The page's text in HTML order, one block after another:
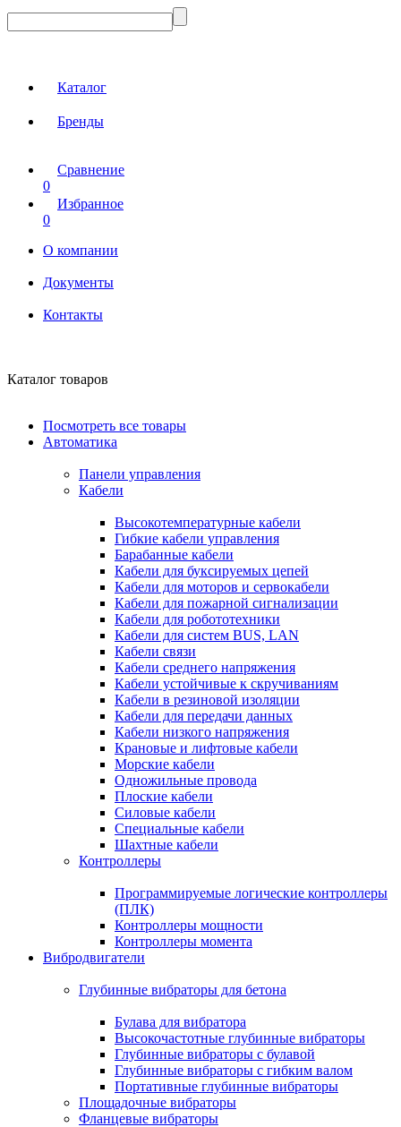
Каталог
Бренды
Сравнение
0
Избранное
0
О компании
Документы
Контакты
Каталог товаров
Посмотреть все товары
Автоматика
Панели управления
Кабели
Высокотемпературные кабели
Гибкие кабели управления
Барабанные кабели
Кабели для буксируемых цепей
Кабели для моторов и сервокабели
Кабели для пожарной сигнализации
Кабели для робототехники
Кабели для систем BUS, LAN
Кабели связи
Кабели среднего напряжения
Кабели устойчивые к скручиваниям
Кабели в резиновой изоляции
Кабели для передачи данных
Кабели низкого напряжения
Крановые и лифтовые кабели
Морские кабели
Одножильные провода
Плоские кабели
Силовые кабели
Специальные кабели
Шахтные кабели
Контроллеры
Программируемые логические контроллеры
(ПЛК)
Контроллеры мощности
Контроллеры момента
Вибродвигатели
Глубинные вибраторы для бетона
Булава для вибратора
Высокочастотные глубинные вибраторы
Глубинные вибраторы с булавой
Глубинные вибраторы с гибким валом
Портативные глубинные вибраторы
Площадочные вибраторы
Фланцевые вибраторы